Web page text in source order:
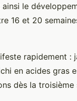
le
16 et 20
rapidement :
en acides gras
dès la